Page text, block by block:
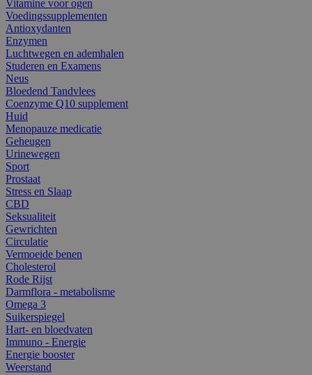
Vitamine voor ogen
Voedingssupplementen
Antioxydanten
Enzymen
Luchtwegen en ademhalen
Studeren en Examens
Neus
Bloedend Tandvlees
Coenzyme Q10 supplement
Huid
Menopauze medicatie
Geheugen
Urinewegen
Sport
Prostaat
Stress en Slaap
CBD
Seksualiteit
Gewrichten
Circulatie
Vermoeide benen
Cholesterol
Rode Rijst
Darmflora - metabolisme
Omega 3
Suikerspiegel
Hart- en bloedvaten
Immuno - Energie
Energie booster
Weerstand